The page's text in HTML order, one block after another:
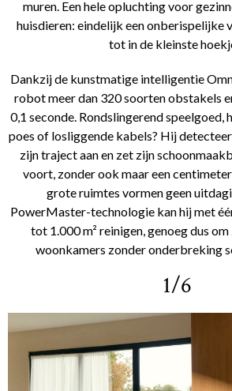
muren. Een hele opluchting voor
huisdieren: eindelijk een onberispelijke
tot in de kleinste
Dankzij de kunstmatige intelligentie
robot meer dan 320 soorten obstakels
0,1 seconde. Rondslingerend speelgoed,
poes of losliggende kabels? Hij
zijn traject aan en zet zijn
voort, zonder ook maar een
grote ruimtes vormen geen
PowerMaster-technologie kan hij met
tot 1.000 m² reinigen, genoeg dus
woonkamers zonder onderbreking
1/6